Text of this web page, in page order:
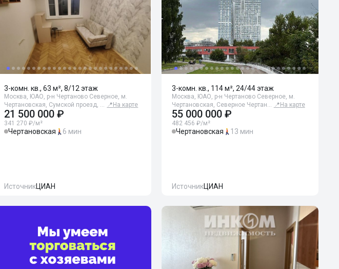
3-комн. кв., 63 м², 8/12 этаж
Москва, ЮАО, р-н Чертаново Северное, м.
Чертановская, Сумской проезд, … 📍 На карте
21 500 000 ₽
341 270 ₽/м²
Чертановская 6 мин
ИсточникЦИАН
3-комн. кв., 114 м², 24/44 этаж
Москва, ЮАО, р-н Чертаново Северное, м.
Чертановская, Северное Чертан… 📍 На карте
55 000 000 ₽
482 456 ₽/м²
Чертановская 13 мин
ИсточникЦИАН